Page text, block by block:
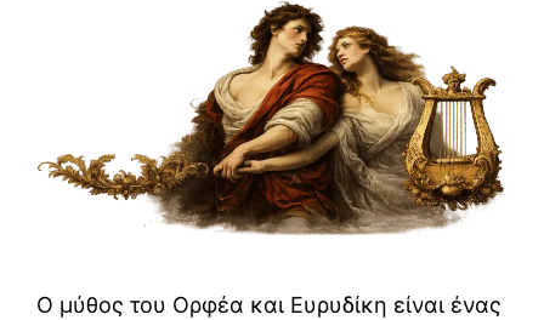
Ο μύθος του Ορφέα και Ευρυδίκη είναι ένας